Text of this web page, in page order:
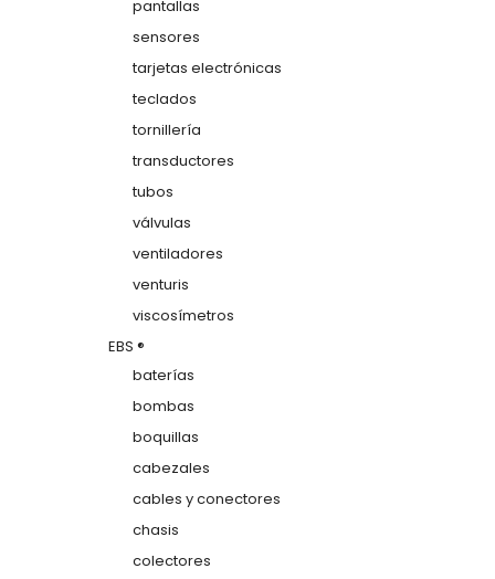
pantallas
sensores
tarjetas electrónicas
teclados
tornillería
transductores
tubos
válvulas
ventiladores
venturis
viscosímetros
EBS ®
baterías
bombas
boquillas
cabezales
cables y conectores
chasis
colectores